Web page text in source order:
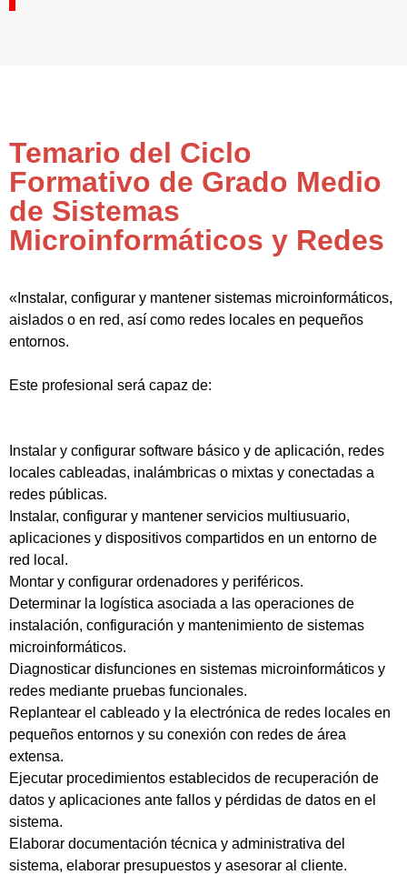
Temario del Ciclo
Formativo de Grado Medio
de Sistemas
Microinformáticos y Redes
«Instalar, configurar y mantener sistemas microinformáticos,
aislados o en red, así como redes locales en pequeños
entornos.
Este profesional será capaz de:
Instalar y configurar software básico y de aplicación, redes
locales cableadas, inalámbricas o mixtas y conectadas a
redes públicas.
Instalar, configurar y mantener servicios multiusuario,
aplicaciones y dispositivos compartidos en un entorno de
red local.
Montar y configurar ordenadores y periféricos.
Determinar la logística asociada a las operaciones de
instalación, configuración y mantenimiento de sistemas
microinformáticos.
Diagnosticar disfunciones en sistemas microinformáticos y
redes mediante pruebas funcionales.
Replantear el cableado y la electrónica de redes locales en
pequeños entornos y su conexión con redes de área
extensa.
Ejecutar procedimientos establecidos de recuperación de
datos y aplicaciones ante fallos y pérdidas de datos en el
sistema.
Elaborar documentación técnica y administrativa del
sistema, elaborar presupuestos y asesorar al cliente.